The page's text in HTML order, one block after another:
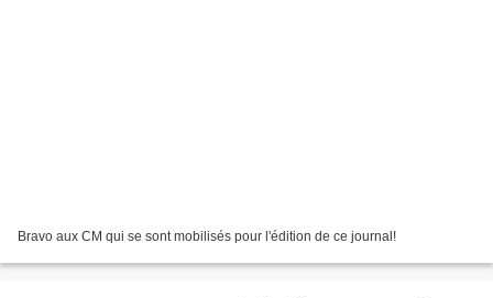
Bravo aux CM qui se sont mobilisés pour l'édition de ce journal!